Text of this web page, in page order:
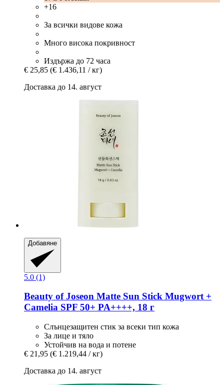
+16
За всички видове кожа
Много висока покривност
Издържа до 72 часа
€ 25,85 (€ 1.436,11 / кг)
Доставка до 14. август
Добавяне
5.0 (1)
Beauty of Joseon Matte Sun Stick Mugwort +
Camelia SPF 50+ PA++++, 18 г
Слънцезащитен стик за всеки тип кожа
За лице и тяло
Устойчив на вода и потене
€ 21,95 (€ 1.219,44 / кг)
Доставка до 14. август